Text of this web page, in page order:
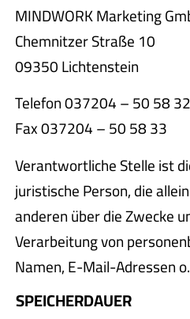
MINDWORK Marketing
Chemnitzer Straße 10
09350 Lichtenstein
Telefon 037204 – 50 58 32
Fax 037204 – 50 58 33
Verantwortliche Stelle ist
juristische Person, die
anderen über die Zwecke
Verarbeitung von
Namen, E-Mail-Adressen
SPEICHERDAUER